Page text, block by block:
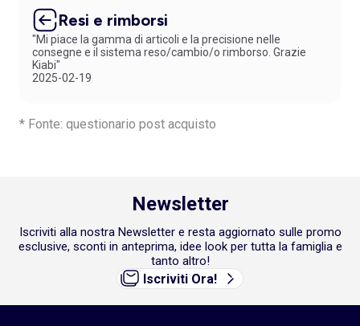
Resi e rimborsi
"Mi piace la gamma di articoli e la precisione nelle
consegne e il sistema reso/cambio/o rimborso. Grazie
Kiabi"
2025-02-19
* Fonte: questionario post acquisto
Newsletter
Iscriviti alla nostra Newsletter e resta aggiornato sulle promo
esclusive, sconti in anteprima, idee look per tutta la famiglia e
tanto altro!
Iscriviti Ora!